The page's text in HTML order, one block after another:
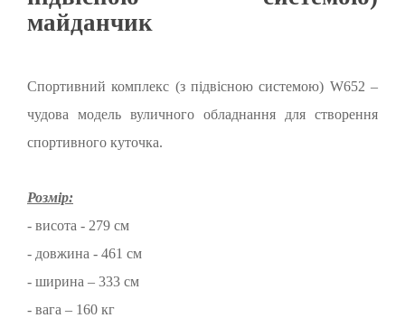
майданчик
Спортивний комплекс (з підвісною системою) W652 –
чудова модель вуличного обладнання для створення
спортивного куточка.
Розмір:
- висота - 279 см
- довжина - 461 см
- ширина – 333 см
- вага – 160 кг